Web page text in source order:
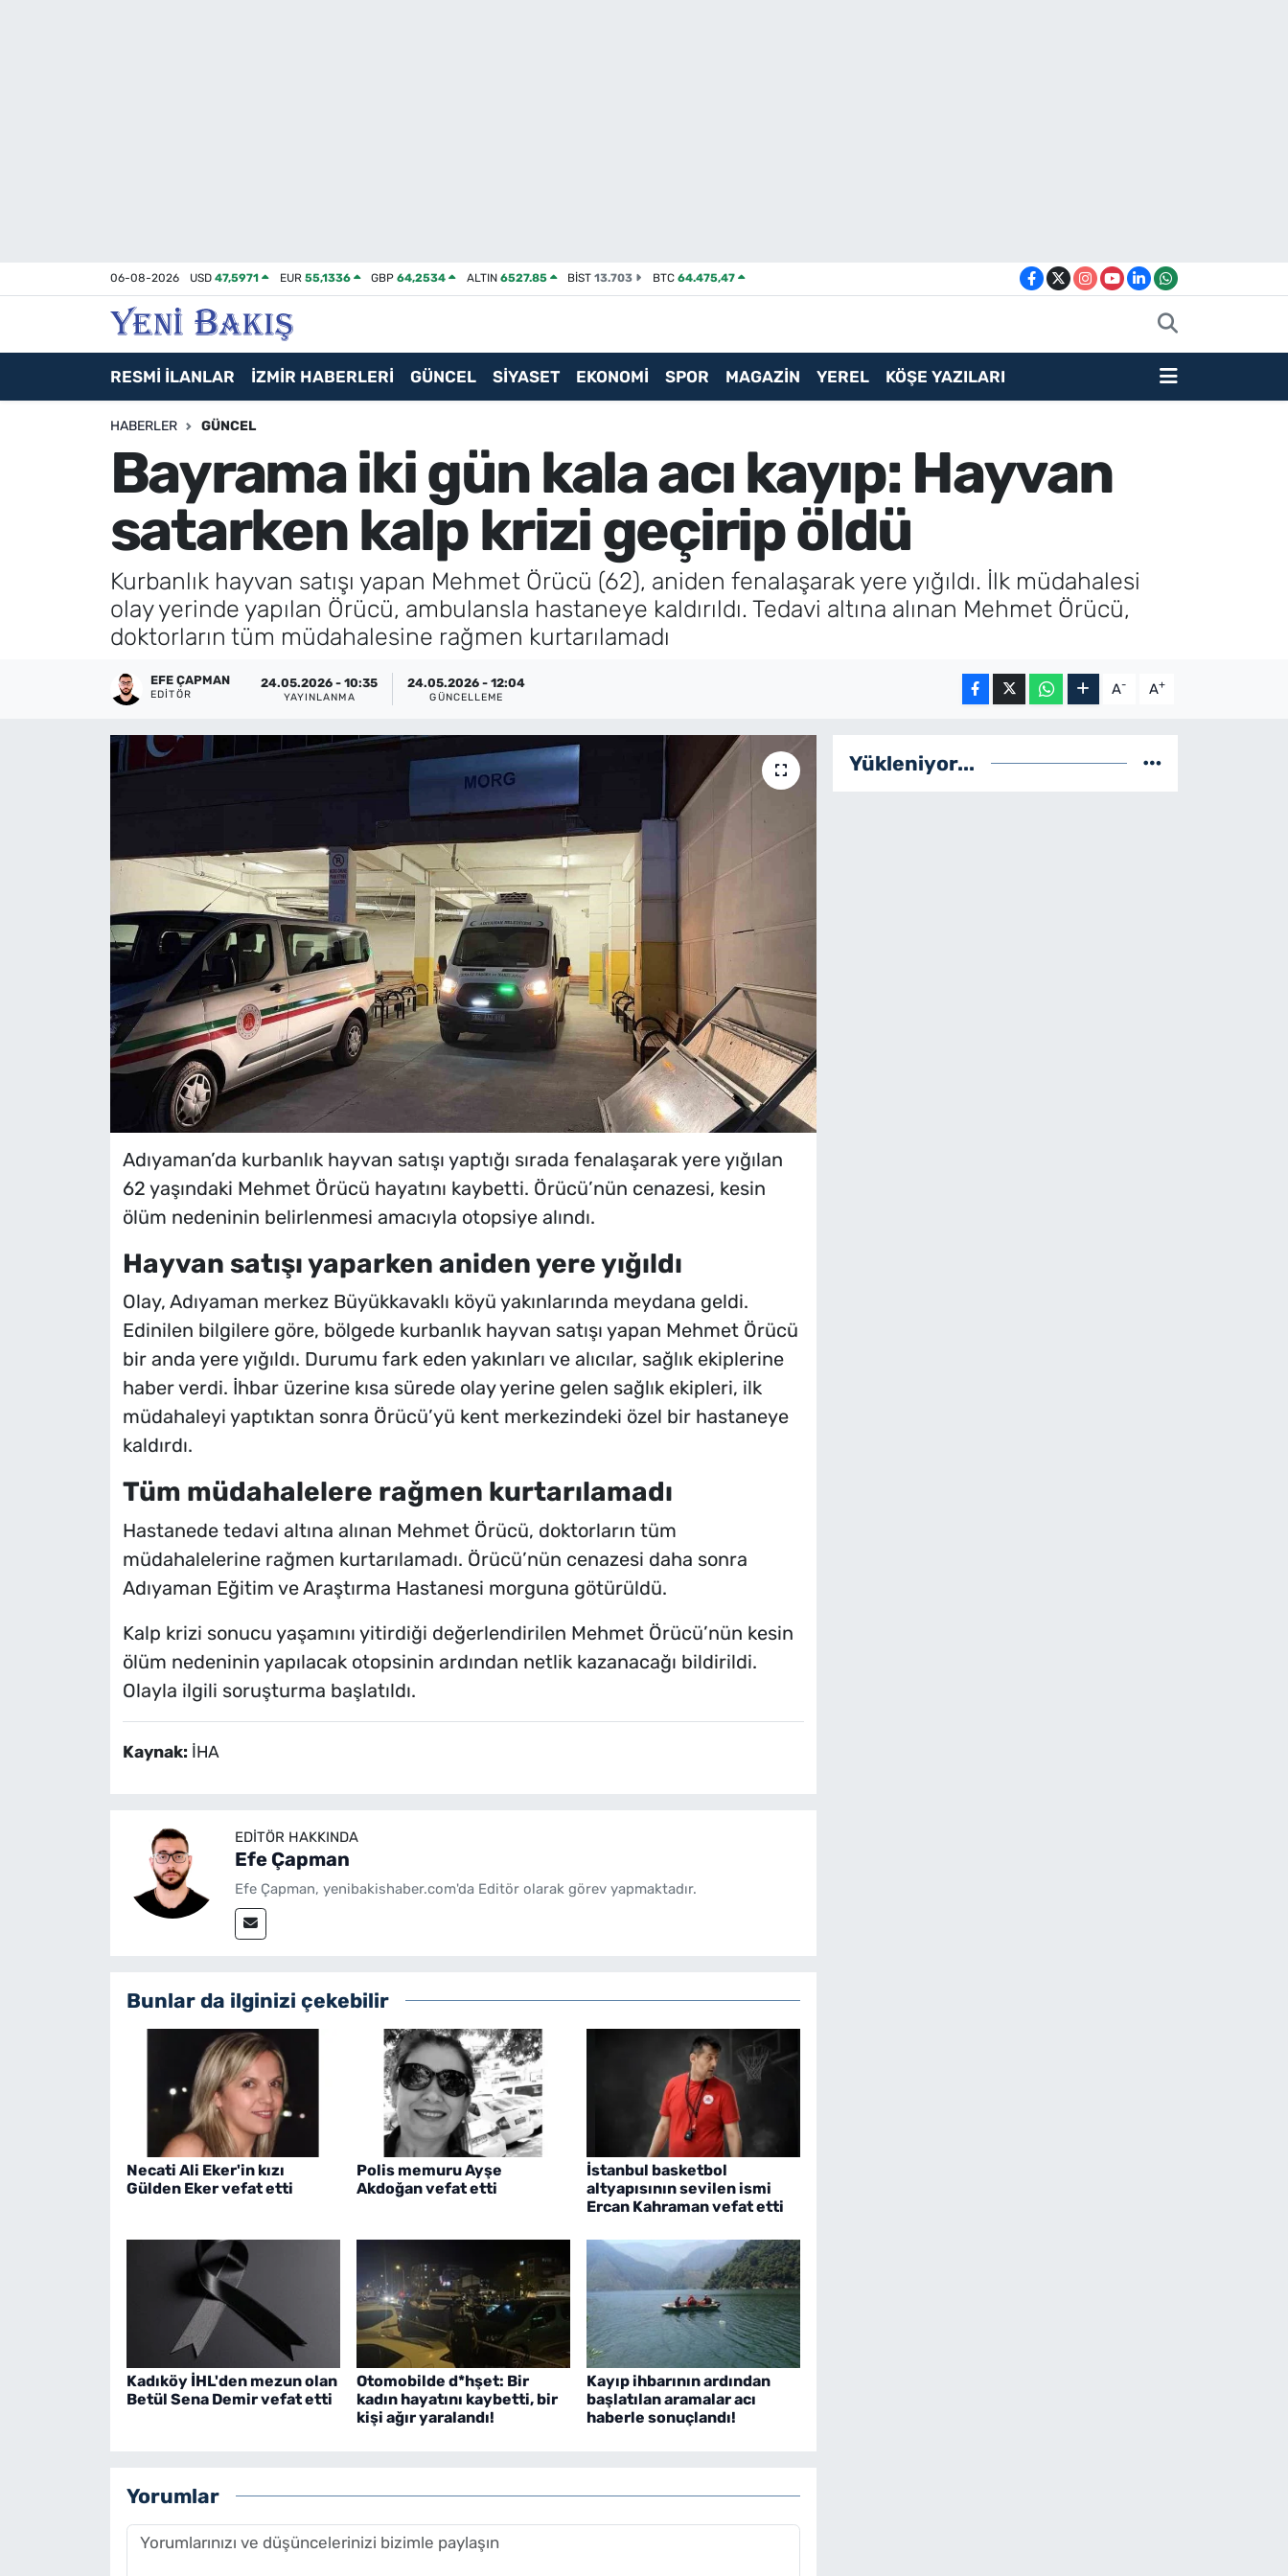
06-08-2026 USD47,5971 EUR 55,1336 GBP64,2534 ALTIN 6527.85 BİST13.703 BTC 64.475,47
RESMİ İLANLAR İZMİR HABERLERİ GÜNCEL SİYASET EKONOMİ SPOR MAGAZİN YEREL KÖŞE YAZILARI
HABERLER GÜNCEL
Bayrama iki gün kala acı kayıp: Hayvan
satarken kalp krizi geçirip öldü
Kurbanlık hayvan satışı yapan Mehmet Örücü (62), aniden fenalaşarak yere yığıldı. İlk müdahalesi
olay yerinde yapılan Örücü, ambulansla hastaneye kaldırıldı. Tedavi altına alınan Mehmet Örücü,
doktorların tüm müdahalesine rağmen kurtarılamadı
EFE ÇAPMAN
EDITÖR
24.05.2026 - 10:35
YAYINLANMA
24.05.2026 - 12:04
GÜNCELLEME A- A+
Adıyaman’da kurbanlık hayvan satışı yaptığı sırada fenalaşarak yere yığılan
62 yaşındaki Mehmet Örücü hayatını kaybetti. Örücü’nün cenazesi, kesin
ölüm nedeninin belirlenmesi amacıyla otopsiye alındı.
Hayvan satışı yaparken aniden yere yığıldı
Olay, Adıyaman merkez Büyükkavaklı köyü yakınlarında meydana geldi.
Edinilen bilgilere göre, bölgede kurbanlık hayvan satışı yapan Mehmet Örücü
bir anda yere yığıldı. Durumu fark eden yakınları ve alıcılar, sağlık ekiplerine
haber verdi. İhbar üzerine kısa sürede olay yerine gelen sağlık ekipleri, ilk
müdahaleyi yaptıktan sonra Örücü’yü kent merkezindeki özel bir hastaneye
kaldırdı.
Tüm müdahalelere rağmen kurtarılamadı
Hastanede tedavi altına alınan Mehmet Örücü, doktorların tüm
müdahalelerine rağmen kurtarılamadı. Örücü’nün cenazesi daha sonra
Adıyaman Eğitim ve Araştırma Hastanesi morguna götürüldü.
Kalp krizi sonucu yaşamını yitirdiği değerlendirilen Mehmet Örücü’nün kesin
ölüm nedeninin yapılacak otopsinin ardından netlik kazanacağı bildirildi.
Olayla ilgili soruşturma başlatıldı.
Kaynak: İHA
EDITÖR HAKKINDA
Efe Çapman
Efe Çapman, yenibakishaber.com'da Editör olarak görev yapmaktadır.
Bunlar da ilginizi çekebilir
Necati Ali Eker'in kızı
Gülden Eker vefat etti
Polis memuru Ayşe
Akdoğan vefat etti
İstanbul basketbol
altyapısının sevilen ismi
Ercan Kahraman vefat etti
Kadıköy İHL'den mezun olan
Betül Sena Demir vefat etti
Otomobilde d*hşet: Bir
kadın hayatını kaybetti, bir
kişi ağır yaralandı!
Kayıp ihbarının ardından
başlatılan aramalar acı
haberle sonuçlandı!
Yorumlar
Yükleniyor...
Asayiş / Polis-Adliye
Magazin